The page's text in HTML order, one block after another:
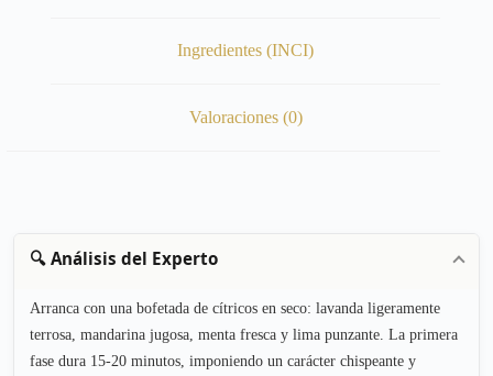
Ingredientes (INCI)
Valoraciones (0)
🔍 Análisis del Experto
Arranca con una bofetada de cítricos en seco: lavanda ligeramente
terrosa, mandarina jugosa, menta fresca y lima punzante. La primera
fase dura 15-20 minutos, imponiendo un carácter chispeante y